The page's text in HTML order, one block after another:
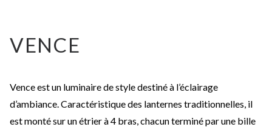
VENCE
Vence est un luminaire de style destiné à l’éclairage
d’ambiance. Caractéristique des lanternes traditionnelles, il
est monté sur un étrier à 4 bras, chacun terminé par une bille